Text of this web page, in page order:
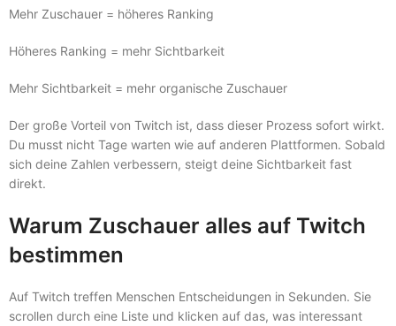
Mehr Zuschauer = höheres Ranking
Höheres Ranking = mehr Sichtbarkeit
Mehr Sichtbarkeit = mehr organische Zuschauer
Der große Vorteil von Twitch ist, dass dieser Prozess sofort wirkt.
Du musst nicht Tage warten wie auf anderen Plattformen. Sobald
sich deine Zahlen verbessern, steigt deine Sichtbarkeit fast
direkt.
Warum Zuschauer alles auf Twitch
bestimmen
Auf Twitch treffen Menschen Entscheidungen in Sekunden. Sie
scrollen durch eine Liste und klicken auf das, was interessant